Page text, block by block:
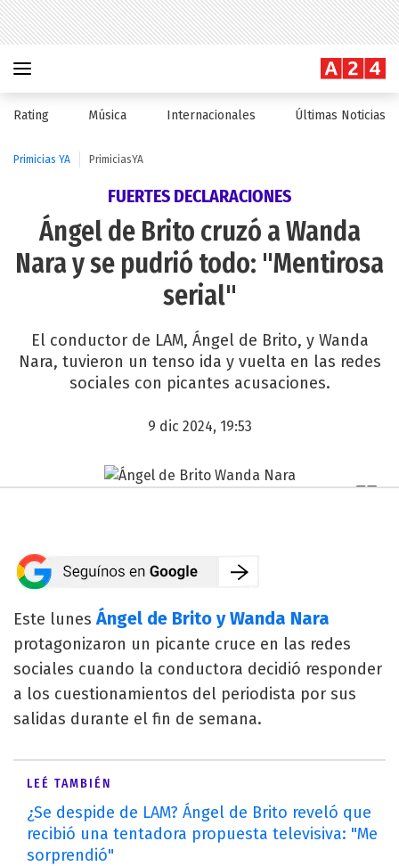
Rating Música Internacionales Últimas Noticias
Primicias YA PrimiciasYA
FUERTES DECLARACIONES
Ángel de Brito cruzó a Wanda
Nara y se pudrió todo: "Mentirosa
serial"
El conductor de LAM, Ángel de Brito, y Wanda
Nara, tuvieron un tenso ida y vuelta en las redes
sociales con picantes acusaciones.
9 dic 2024, 19:53
Este lunesÁngel de Brito y Wanda Nara
protagonizaron un picante cruce en las redes
sociales cuando la conductora decidió responder
a los cuestionamientos del periodista por sus
salidas durante el fin de semana.
LEÉ TAMBIÉN
¿Se despide de LAM? Ángel de Brito reveló que
recibió una tentadora propuesta televisiva: "Me
sorprendió"